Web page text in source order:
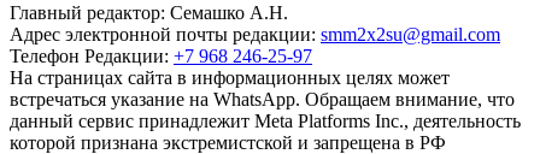
Главный редактор: Семашко А.Н.
Адрес электронной почты редакции: smm2x2su@gmail.com
Телефон Редакции: +7 968 246-25-97
На страницах сайта в информационных целях может
встречаться указание на WhatsApp. Обращаем внимание, что
данный сервис принадлежит Meta Platforms Inc., деятельность
которой признана экстремистской и запрещена в РФ